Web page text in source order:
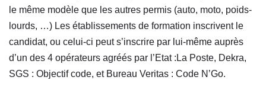
le même modèle que les autres permis (auto, moto, poids-
lourds, …) Les établissements de formation inscrivent le
candidat, ou celui-ci peut s’inscrire par lui-même auprès
d’un des 4 opérateurs agréés par l’Etat :La Poste, Dekra,
SGS : Objectif code, et Bureau Veritas : Code N’Go.